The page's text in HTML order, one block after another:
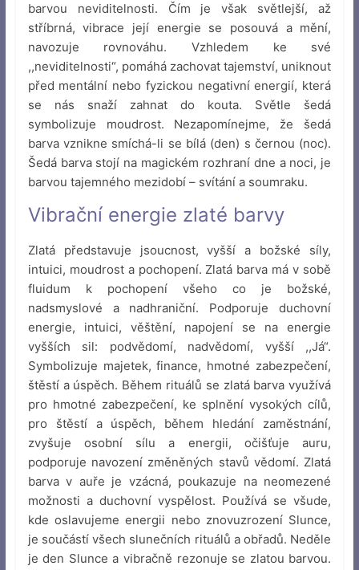
barvou neviditelnosti. Čím je však světlejší, až
stříbrná, vibrace její energie se posouvá a mění,
navozuje rovnováhu. Vzhledem ke své
,,neviditelnosti“, pomáhá zachovat tajemství, uniknout
před mentální nebo fyzickou negativní energií, která
se nás snaží zahnat do kouta. Světle šedá
symbolizuje moudrost. Nezapomínejme, že šedá
barva vznikne smíchá-li se bílá (den) s černou (noc).
Šedá barva stojí na magickém rozhraní dne a noci, je
barvou tajemného mezidobí – svítání a soumraku.
Vibrační energie zlaté barvy
Zlatá představuje jsoucnost, vyšší a božské síly,
intuici, moudrost a pochopení. Zlatá barva má v sobě
fluidum k pochopení všeho co je božské,
nadsmyslové a nadhraniční. Podporuje duchovní
energie, intuici, věštění, napojení se na energie
vyšších sil: podvědomí, nadvědomí, vyšší ,,Já“.
Symbolizuje majetek, finance, hmotné zabezpečení,
štěstí a úspěch. Během rituálů se zlatá barva využívá
pro hmotné zabezpečení, ke splnění vysokých cílů,
pro štěstí a úspěch, během hledání zaměstnání,
zvyšuje osobní sílu a energii, očišťuje auru,
podporuje navození změněných stavů vědomí. Zlatá
barva v auře je vzácná, poukazuje na neomezené
možnosti a duchovní vyspělost. Používá se všude,
kde oslavujeme energii nebo znovuzrození Slunce,
je součástí všech slunečních rituálů a obřadů. Neděle
je den Slunce a vibračně rezonuje se zlatou barvou.